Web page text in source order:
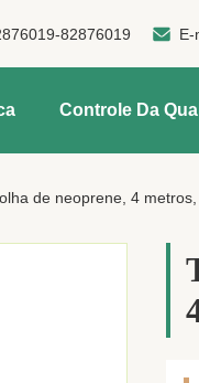
82876019
Controle Da
de neoprene, 4